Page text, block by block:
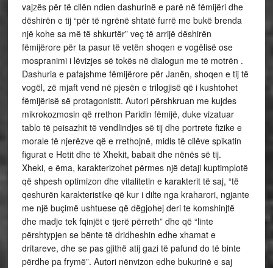
vajzës për të cilën ndien dashurinë e parë në fëmijëri dhe
dëshirën e tij “për të ngrënë shtatë furrë me bukë brenda
një kohe sa më të shkurtër” veç të arrijë dëshirën
fëmijërore për ta pasur të vetën shoqen e vogëlisë ose
mospranimi i lëvizjes së tokës në dialogun me të motrën .
Dashuria e pafajshme fëmijërore për Janën, shoqen e tij të
vogël, zë mjaft vend në pjesën e trilogjisë që i kushtohet
fëmijërisë së protagonistit. Autori përshkruan me kujdes
mikrokozmosin që rrethon Paridin fëmijë, duke vizatuar
tablo të peisazhit të vendlindjes së tij dhe portrete fizike e
morale të njerëzve që e rrethojnë, midis të cilëve spikatin
figurat e Hetit dhe të Xhekit, babait dhe nënës së tij.
Xheki, e ëma, karakterizohet përmes një detaji kuptimplotë
që shpesh optimizon dhe vitalitetin e karakterit të saj, “të
qeshurën karakteristike që kur i dilte nga kraharori, ngjante
me një buçimë ushtuese që dëgjohej deri te komshinjtë
dhe madje tek fqinjët e tjerë përreth” dhe që “linte
përshtypjen se bënte të dridheshin edhe xhamat e
dritareve, dhe se pas gjithë atij gazi të pafund do të binte
përdhe pa frymë”. Autori nënvizon edhe bukurinë e saj